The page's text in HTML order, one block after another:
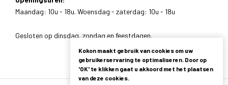
Maandag: 10u - 18u. Woensdag - zaterdag: 10u - 18u
Gesloten op dinsdag, zondag en feestdagen.
Kokon maakt gebruik van cookies om uw
gebruikerservaring te optimaliseren. Door op
'OK' te klikken gaat u akkoord met het plaatsen
van deze cookies.